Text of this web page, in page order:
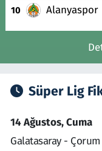
10 Alanyaspor
Süper Lig
14 Ağustos, Cuma
Galatasaray - Çorum